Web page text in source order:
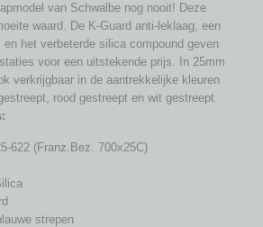
van Schwalbe nog nooit! Deze
waard. De K-Guard anti-leklaag, een
het verbeterde silica compound geven
voor een uitstekende prijs. In 25mm
verkrijgbaar in de aantrekkelijke kleuren
rood gestreept en wit gestreept.
622 (Franz.Bez. 700x25C)
strepen